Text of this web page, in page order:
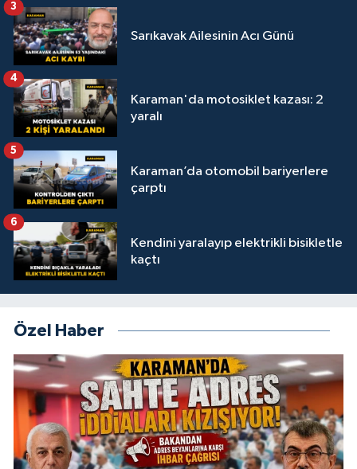
Sarıkavak Ailesinin Acı Günü
3
Karaman'da motosiklet kazası: 2
yaralı
4
Karaman’da otomobil bariyerlere
çarptı
5
Kendini yaralayıp elektrikli bisikletle
kaçtı
6
Özel Haber